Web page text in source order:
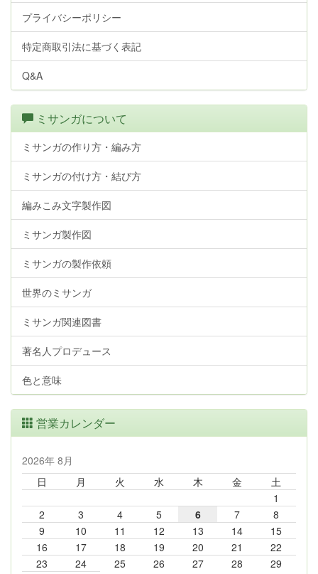
プライバシーポリシー
特定商取引法に基づく表記
Q&A
ミサンガについて
ミサンガの作り方・編み方
ミサンガの付け方・結び方
編みこみ文字製作図
ミサンガ製作図
ミサンガの製作依頼
世界のミサンガ
ミサンガ関連図書
著名人プロデュース
色と意味
営業カレンダー
2026年 8月
日
月 火 水 木 金
土
1
2
3 4 5 6 7
8
9
10 11 12 13 14
15
16
17 18 19 20 21
22
23
24 25 26 27 28
29